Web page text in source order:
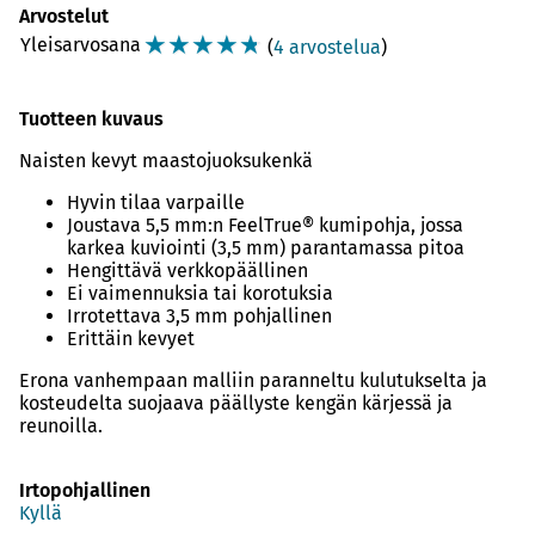
Arvostelut
Yleisarvosana ☆☆☆☆☆ (4 arvostelua)
Tuotteen kuvaus
Naisten kevyt maastojuoksukenkä
Hyvin tilaa varpaille
Joustava 5,5 mm:n FeelTrue® kumipohja, jossa
karkea kuviointi (3,5 mm) parantamassa pitoa
Hengittävä verkkopäällinen
Ei vaimennuksia tai korotuksia
Irrotettava 3,5 mm pohjallinen
Erittäin kevyet
Erona vanhempaan malliin paranneltu kulutukselta ja
kosteudelta suojaava päällyste kengän kärjessä ja
reunoilla.
Irtopohjallinen
Kyllä